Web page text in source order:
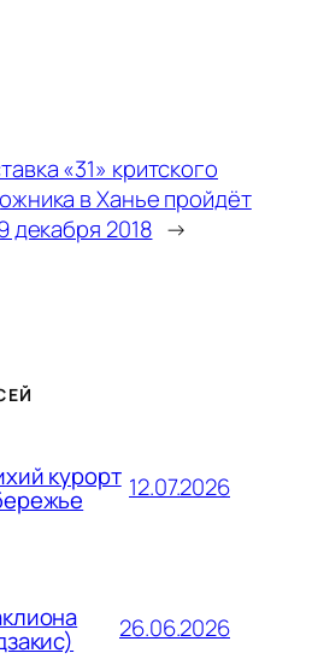
«31» критского
в Ханье пройдёт
декабря 2018 →
курорт 12.07.2026
26.06.2026